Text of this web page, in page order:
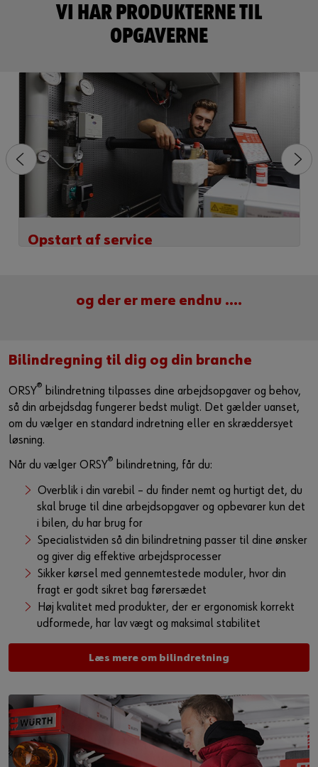
VI HAR PRODUKTERNE TIL
OPGAVERNE
Opstart af service
og der er mere endnu ....
Bilindregning til dig og din branche
ORSY® bilindretning tilpasses dine arbejdsopgaver og behov,
så din arbejdsdag fungerer bedst muligt. Det gælder uanset,
om du vælger en standard indretning eller en skræddersyet
løsning.
Når du vælger ORSY® bilindretning, får du:
Overblik i din varebil – du finder nemt og hurtigt det, du
skal bruge til dine arbejdsopgaver og opbevarer kun det
i bilen, du har brug for
Specialistviden så din bilindretning passer til dine ønsker
og giver dig effektive arbejdsprocesser
Sikker kørsel med gennemtestede moduler, hvor din
fragt er godt sikret bag førersædet
Høj kvalitet med produkter, der er ergonomisk korrekt
udformede, har lav vægt og maksimal stabilitet
Læs mere om bilindretning